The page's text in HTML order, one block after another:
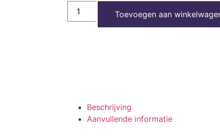
Toevoegen aan
Beschrijving
Aanvullende informatie